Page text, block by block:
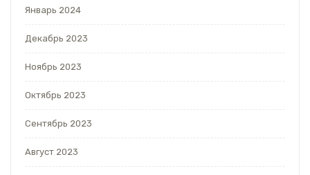
Январь 2024
Декабрь 2023
Ноябрь 2023
Октябрь 2023
Сентябрь 2023
Август 2023